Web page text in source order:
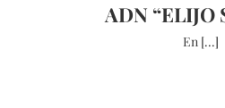
ADN “ELIJO
En [...]